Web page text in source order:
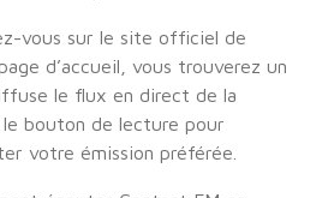
vous sur le site officiel de
d’accueil, vous trouverez un
le flux en direct de la
bouton de lecture pour
votre émission préférée.